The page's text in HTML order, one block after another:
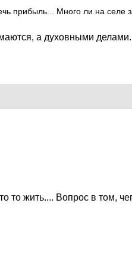
прибыль... Много ли на селе
а духовными делами.
то жить.... Вопрос в том,